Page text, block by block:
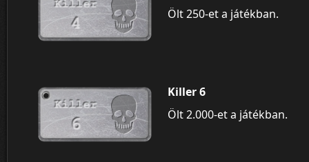
Ölt 250-et a játékban.
Killer 6
Ölt 2.000-et a játékban.